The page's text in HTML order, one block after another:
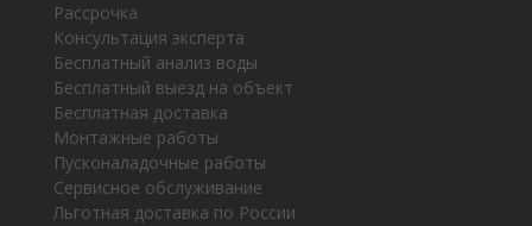
Рассрочка
Консультация эксперта
Бесплатный анализ воды
Бесплатный выезд на объект
Бесплатная доставка
Монтажные работы
Пусконаладочные работы
Сервисное обслуживание
Льготная доставка по России